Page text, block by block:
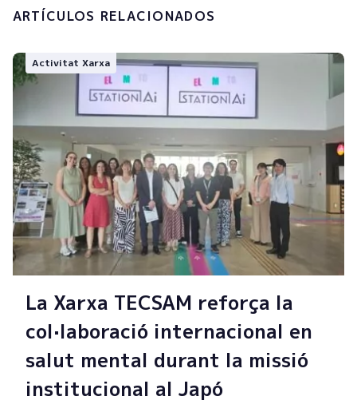
ARTÍCULOS RELACIONADOS
Activitat Xarxa
La Xarxa TECSAM reforça la
col·laboració internacional en
salut mental durant la missió
institucional al Japó